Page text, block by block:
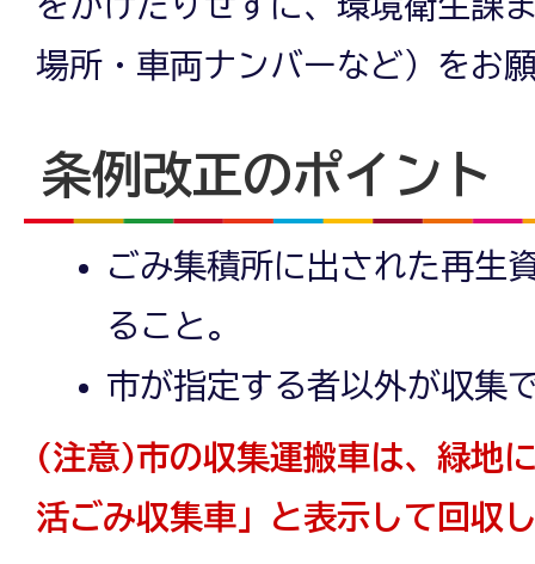
場所・車両ナンバーなど）をお
条例改正のポイント
ごみ集積所に出された再生
ること。
市が指定する者以外が収集
(注意)市の収集運搬車は、緑地
活ごみ収集車」と表示して回収